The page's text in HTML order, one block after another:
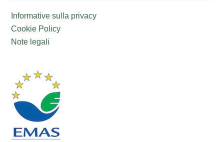
Informative sulla privacy
Cookie Policy
Note legali